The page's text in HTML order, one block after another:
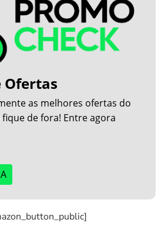
Ofertas
as melhores ofertas do
de fora! Entre agora